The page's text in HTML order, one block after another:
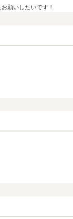
願いしたいです！